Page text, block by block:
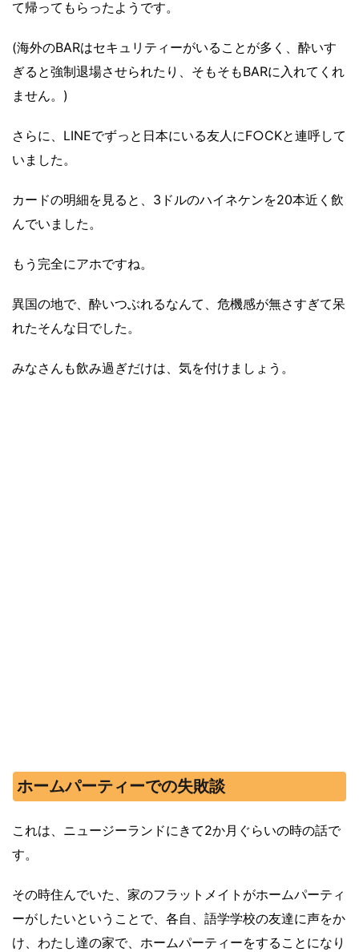
て帰ってもらったようです。
(海外のBARはセキュリティーがいることが多く、酔いす
ぎると強制退場させられたり、そもそもBARに入れてくれ
ません。)
さらに、LINEでずっと日本にいる友人にF○CKと連呼して
いました。
カードの明細を見ると、3ドルのハイネケンを20本近く飲
んでいました。
もう完全にアホですね。
異国の地で、酔いつぶれるなんて、危機感が無さすぎて呆
れたそんな日でした。
みなさんも飲み過ぎだけは、気を付けましょう。
ホームパーティーでの失敗談
これは、ニュージーランドにきて2か月ぐらいの時の話で
す。
その時住んでいた、家のフラットメイトがホームパーティ
ーがしたいということで、各自、語学学校の友達に声をか
け、わたし達の家で、ホームパーティーをすることになり